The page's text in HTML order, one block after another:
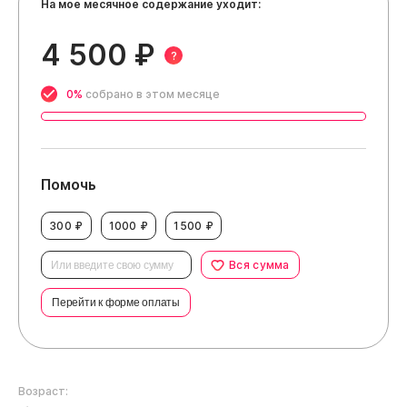
На мое месячное содержание уходит:
4 500 ₽ ?
0% собрано в этом месяце
Помочь
300 ₽ 1000 ₽ 1500 ₽
Вся сумма
Перейти к форме оплаты
Возраст: